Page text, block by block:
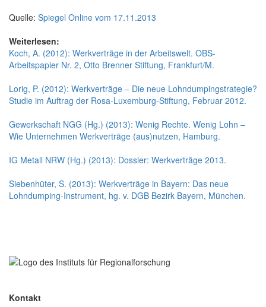
Quelle: Spiegel Online vom 17.11.2013
Weiterlesen:
Koch, A. (2012): Werkverträge in der Arbeitswelt. OBS-
Arbeitspapier Nr. 2, Otto Brenner Stiftung, Frankfurt/M.
Lorig, P. (2012): Werkverträge – Die neue Lohndumpingstrategie?
Studie im Auftrag der Rosa-Luxemburg-Stiftung, Februar 2012.
Gewerkschaft NGG (Hg.) (2013): Wenig Rechte. Wenig Lohn –
Wie Unternehmen Werkverträge (aus)nutzen, Hamburg.
IG Metall NRW (Hg.) (2013): Dossier: Werkverträge 2013.
Siebenhüter, S. (2013): Werkverträge in Bayern: Das neue
Lohndumping-Instrument, hg. v. DGB Bezirk Bayern, München.
Kontakt